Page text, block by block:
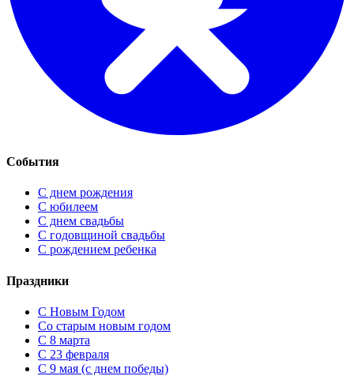
События
С днем рождения
С юбилеем
С днем свадьбы
С годовщиной свадьбы
С рождением ребенка
Праздники
C Новым Годом
Cо старым новым годом
С 8 марта
С 23 февраля
С 9 мая (с днем победы)